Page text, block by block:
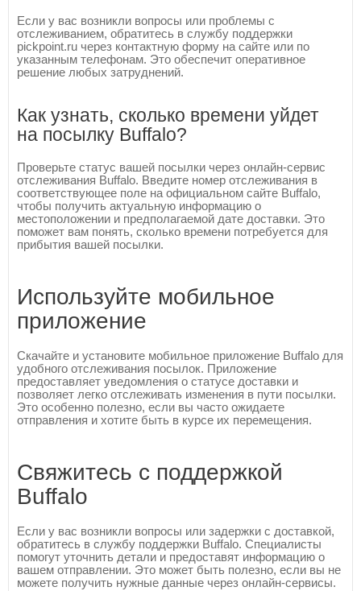
Если у вас возникли вопросы или проблемы с
отслеживанием, обратитесь в службу поддержки
pickpoint.ru через контактную форму на сайте или по
указанным телефонам. Это обеспечит оперативное
решение любых затруднений.
Как узнать, сколько времени уйдет
на посылку Buffalo?
Проверьте статус вашей посылки через онлайн-сервис
отслеживания Buffalo. Введите номер отслеживания в
соответствующее поле на официальном сайте Buffalo,
чтобы получить актуальную информацию о
местоположении и предполагаемой дате доставки. Это
поможет вам понять, сколько времени потребуется для
прибытия вашей посылки.
Используйте мобильное
приложение
Скачайте и установите мобильное приложение Buffalo для
удобного отслеживания посылок. Приложение
предоставляет уведомления о статусе доставки и
позволяет легко отслеживать изменения в пути посылки.
Это особенно полезно, если вы часто ожидаете
отправления и хотите быть в курсе их перемещения.
Свяжитесь с поддержкой
Buffalo
Если у вас возникли вопросы или задержки с доставкой,
обратитесь в службу поддержки Buffalo. Специалисты
помогут уточнить детали и предоставят информацию о
вашем отправлении. Это может быть полезно, если вы не
можете получить нужные данные через онлайн-сервисы.